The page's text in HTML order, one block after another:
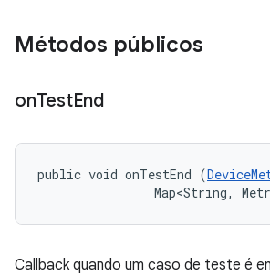
Métodos públicos
onTestEnd
public void onTestEnd (
Map<String,
Callback quando um caso de teste é